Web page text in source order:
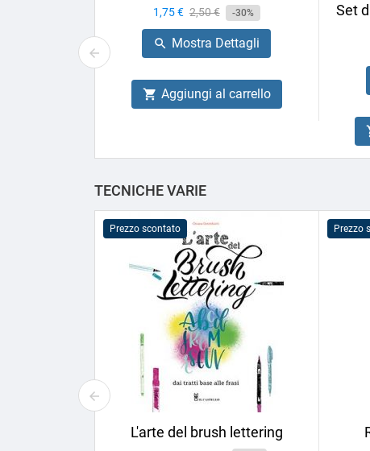
Prezzo
1,75 € Prezzo
base
2,50 € -30%
 Mostra Dettagli
 Aggiungi al carrello
Set
TECNICHE VARIE
Prezzo scontato
L'arte del brush lettering
Prezzo